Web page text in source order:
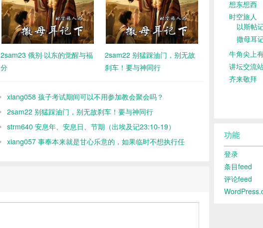
2sam23 俄别·以东的觉醒与福
分
2sam22 别猛踩油门，别无故
刹车！要与神同行
xiang058 孩子考试期间可以不用参加教会聚会吗？
2sam22 别猛踩油门，别无故刹车！要与神同行
strm640 安息年、安息日、节期（出埃及记23:10-19）
xiang057 事奉本来就是甘心乐意的，如果临时不想执行任
想东想西
时空旅人
以斯帖
撒母耳
牛角尖上
讲坛交流
齐来敬拜
功能
登录
条目feed
评论feed